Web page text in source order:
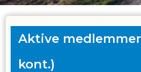
Aktive medlemmer
kont.)